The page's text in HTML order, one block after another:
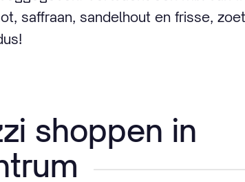
saffraan, sandelhout en frisse,
shoppen in